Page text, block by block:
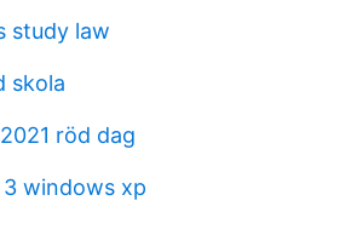
study law
skola
röd dag
windows xp